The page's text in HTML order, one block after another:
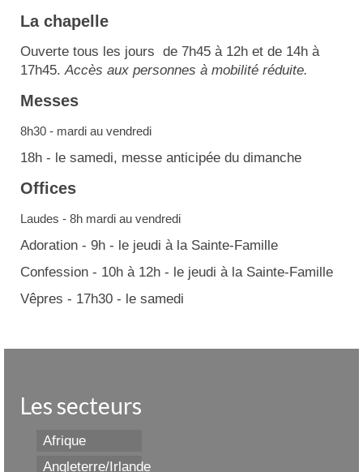
La chapelle
Ouverte tous les jours de 7h45 à 12h et de 14h à
17h45. Accès aux personnes à mobilité réduite.
Messes
8h30 - mardi au vendredi
18h - le samedi, messe anticipée du dimanche
Offices
Laudes - 8h mardi au vendredi
Adoration - 9h - le jeudi à la Sainte-Famille
Confession - 10h à 12h - le jeudi à la Sainte-Famille
Vêpres - 17h30 - le samedi
Les secteurs
Afrique
Angleterre/Irlande